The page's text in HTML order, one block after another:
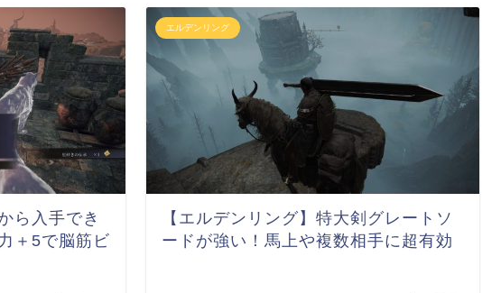
ら入手でき
＋5で脳筋ビ
エルデンリング
【エルデンリング】特大剣グレートソ
ードが強い！馬上や複数相手に超有効